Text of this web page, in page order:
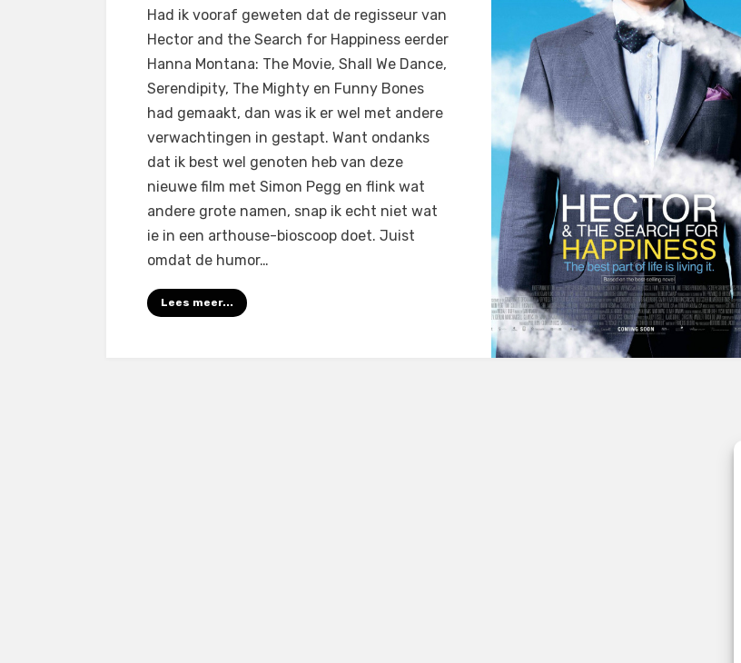
doorFilmofiel.nl
Laat een reactie achter op
Hector
Search
for
Happiness
(2014)
Had ik vooraf geweten dat de regisseur van
Hector and the Search for Happiness eerder
Hanna Montana: The Movie, Shall We Dance,
Serendipity, The Mighty en Funny Bones
had gemaakt, dan was ik er wel met andere
verwachtingen in gestapt. Want ondanks
dat ik best wel genoten heb van deze
nieuwe film met Simon Pegg en flink wat
andere grote namen, snap ik echt niet wat
ie in een arthouse-bioscoop doet. Juist
omdat de humor…
Lees meer...